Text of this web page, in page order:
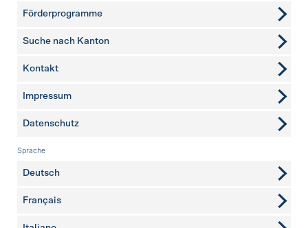
Förderprogramme
Suche nach Kanton
weitere Seiten
Kontakt
Impressum
Datenschutz
Sprache
Deutsch
Français